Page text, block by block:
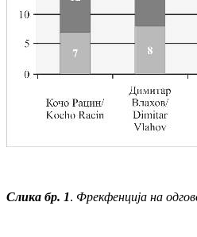
Слика бр. 1. Фрекфенција на